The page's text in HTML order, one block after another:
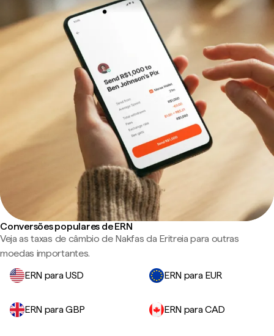
Conversões populares de ERN
Veja as taxas de câmbio de Nakfas da Eritreia para outras
moedas importantes.
ERN para USD
ERN para EUR
ERN para GBP ERN para CAD